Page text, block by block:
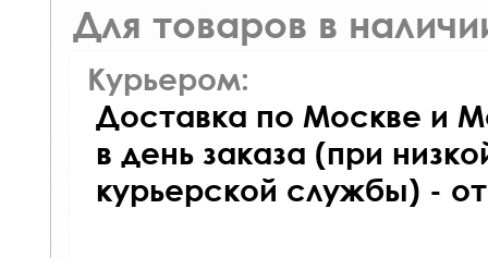
Для товаров в
Курьером:
Доставка по Москве и
в день заказа (при
курьерской службы) -